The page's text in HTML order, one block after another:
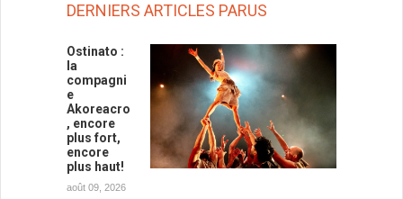
DERNIERS ARTICLES PARUS
Ostinato :
la
compagni
e
Akoreacro
, encore
plus fort,
encore
plus haut!
août 09, 2026